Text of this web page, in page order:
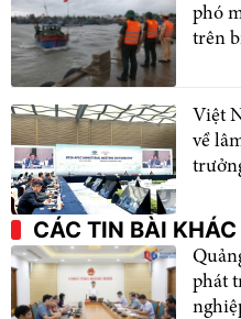
phó
trên
Việt
về
CÁC TIN BÀI KHÁC
phát